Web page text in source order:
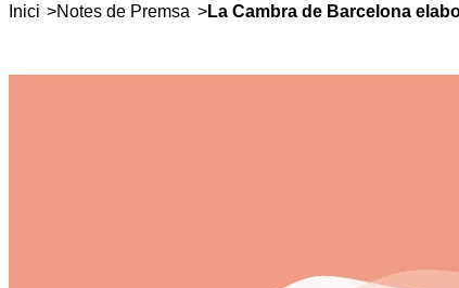
Inici >Notes de Premsa >La Cambra de Barcelona